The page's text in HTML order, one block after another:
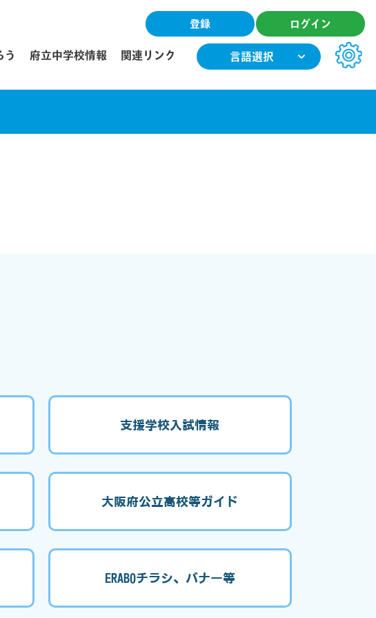
登録 ログイン
う 府立中学校情報 関連リンク 言語選択
支援学校入試情報
大阪府公立高校等ガイド
ERABOチラシ、バナー等